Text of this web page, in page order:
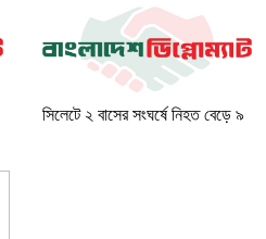
সিলেটে ২ বাসের সংঘর্ষে নিহত বেড়ে ৯